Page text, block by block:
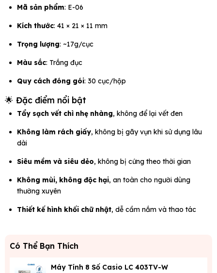
Mã sản phẩm: E-06
Kích thước: 41 × 21 × 11 mm
Trọng lượng: ~17g/cục
Màu sắc: Trắng đục
Quy cách đóng gói: 30 cục/hộp
🌟 Đặc điểm nổi bật
Tẩy sạch vết chì nhẹ nhàng, không để lại vết đen
Không làm rách giấy, không bị gãy vụn khi sử dụng lâu
dài
Siêu mềm và siêu dẻo, không bị cứng theo thời gian
Không mùi, không độc hại, an toàn cho người dùng
thường xuyên
Thiết kế hình khối chữ nhật, dễ cầm nắm và thao tác
Có Thể Bạn Thích
Máy Tính 8 Số Casio LC 403TV-W